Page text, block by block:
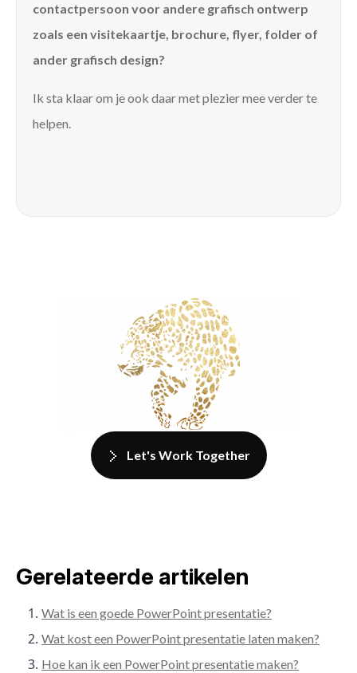
contactpersoon voor andere grafisch ontwerp
zoals een visitekaartje, brochure, flyer, folder of
ander grafisch design?
Ik sta klaar om je ook daar met plezier mee verder te
helpen.
Let's Work Together
Gerelateerde artikelen
Wat is een goede PowerPoint presentatie?
Wat kost een PowerPoint presentatie laten maken?
Hoe kan ik een PowerPoint presentatie maken?